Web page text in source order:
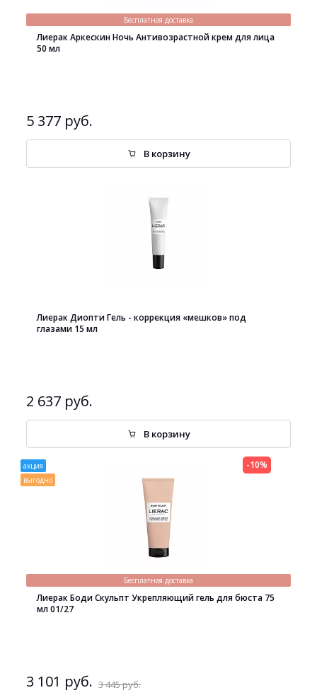
Бесплатная доставка
Лиерак Аркескин Ночь Антивозрастной крем для лица
50 мл
5 377 руб.
В корзину
Лиерак Диопти Гель - коррекция «мешков» под
глазами 15 мл
2 637 руб.
В корзину
акция
выгодно
Бесплатная доставка
Лиерак Боди Скульпт Укрепляющий гель для бюста 75
мл 01/27
3 101 руб. 3 445 руб.
-10%